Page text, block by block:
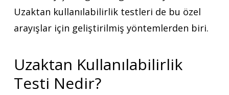
Uzaktan kullanılabilirlik testleri de bu özel
arayışlar için geliştirilmiş yöntemlerden biri.
Uzaktan Kullanılabilirlik
Testi Nedir?